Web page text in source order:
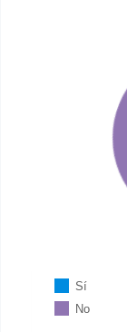
Sí
No